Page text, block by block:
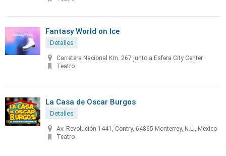
Fantasy World on Ice
Detalles
Carretera Nacional Km. 267 junto a Esfera City Center
Teatro
La Casa de Oscar Burgos
Detalles
Av. Revolución 1441, Contry, 64865 Monterrey, N.L., Mexico
Teatro